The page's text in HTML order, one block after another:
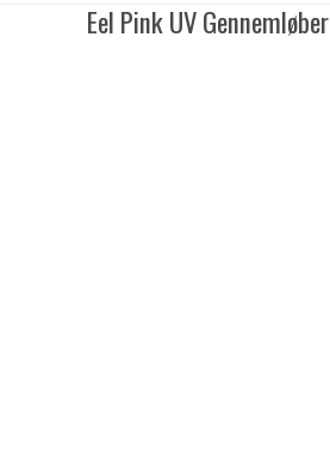
Eel Pink UV Gennemløber